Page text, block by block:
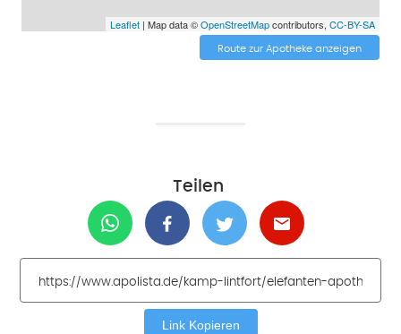
Leaflet| Map data ©OpenStreetMapcontributors, CC-BY-SA
Route zur Apotheke anzeigen
Teilen
Link Kopieren